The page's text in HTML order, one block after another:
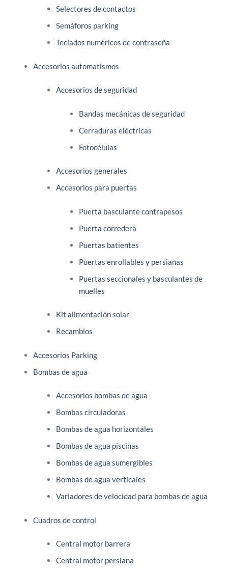
Selectores de contactos
Semáforos parking
Teclados numéricos de contraseña
Accesorios automatismos
Accesorios de seguridad
Bandas mecánicas de seguridad
Cerraduras eléctricas
Fotocélulas
Accesorios generales
Accesorios para puertas
Puerta basculante contrapesos
Puerta corredera
Puertas batientes
Puertas enrollables y persianas
Puertas seccionales y basculantes de
muelles
Kit alimentación solar
Recambios
Accesorios Parking
Bombas de agua
Accesorios bombas de agua
Bombas circuladoras
Bombas de agua horizontales
Bombas de agua piscinas
Bombas de agua sumergibles
Bombas de agua verticales
Variadores de velocidad para bombas de agua
Cuadros de control
Central motor barrera
Central motor persiana